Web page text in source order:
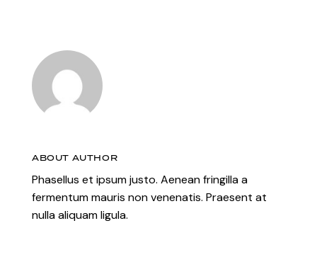
ABOUT AUTHOR
Phasellus et ipsum justo. Aenean fringilla a
fermentum mauris non venenatis. Praesent at
nulla aliquam ligula.